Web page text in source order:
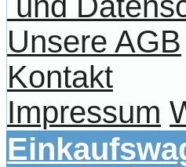
Unsere AGB
Kontakt
Impressum